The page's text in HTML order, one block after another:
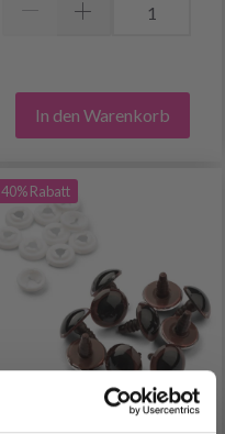
In den Warenkorb
40% Rabatt